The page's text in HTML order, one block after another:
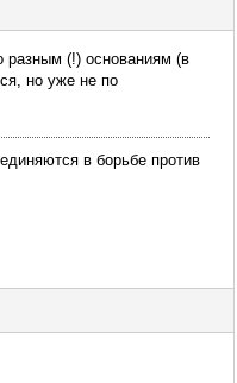
разным (!) основаниям (в
но уже не по
в борьбе против